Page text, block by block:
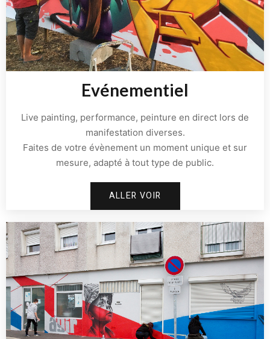
Evénementiel
Live painting, performance, peinture en direct lors de
manifestation diverses.
Faites de votre évènement un moment unique et sur
mesure, adapté à tout type de public.
ALLER VOIR